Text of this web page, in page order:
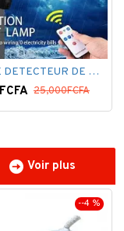
LAMPE DETECTEUR DE MOUVEMENT SOLAR SENSOR LIGHT
25,000FCFA
Voir plus
--4 %